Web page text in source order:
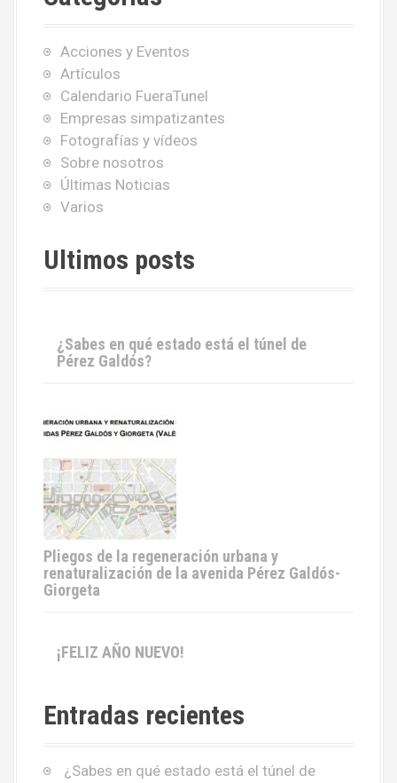
Acciones y Eventos
Artículos
Calendario FueraTunel
Empresas simpatizantes
Fotografías y vídeos
Sobre nosotros
Últimas Noticias
Varios
Ultimos posts
¿Sabes en qué estado está el túnel de
Pérez Galdós?
Pliegos de la regeneración urbana y
renaturalización de la avenida Pérez Galdós-
Giorgeta
¡FELIZ AÑO NUEVO!
Entradas recientes
¿Sabes en qué estado está el túnel de